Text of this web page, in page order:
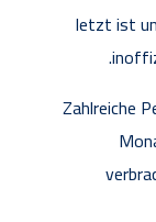
letzt ist
Zahlreiche